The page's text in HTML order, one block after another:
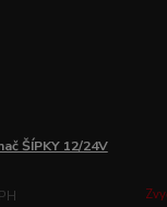
ŠÍPKY 12/24V